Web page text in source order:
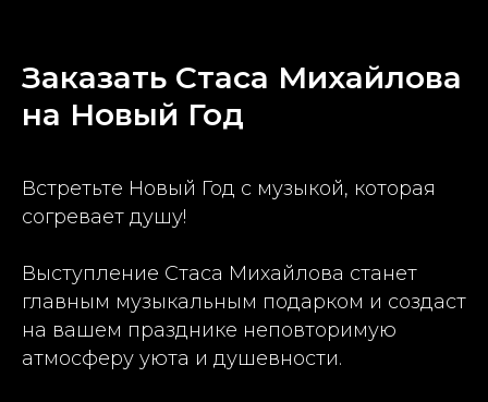
Заказать Стаса Михайлова
на Новый Год
Встретьте Новый Год с музыкой, которая
согревает душу!
Выступление Стаса Михайлова станет
главным музыкальным подарком и создаст
на вашем празднике неповторимую
атмосферу уюта и душевности.